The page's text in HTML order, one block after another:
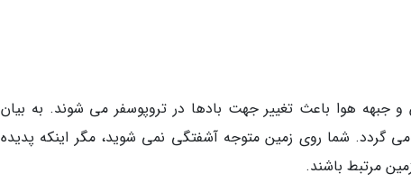
جبهه هوا باعث تغییر جهت بادها در تروپوسفر می شوند. به بیان
گردد. شما روی زمین متوجه آشفتگی نمی شوید، مگر اینکه پدیده
مرتبط باشند.